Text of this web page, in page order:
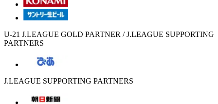
U-21 J.LEAGUE GOLD PARTNER / J.LEAGUE SUPPORTING
PARTNERS
J.LEAGUE SUPPORTING PARTNERS